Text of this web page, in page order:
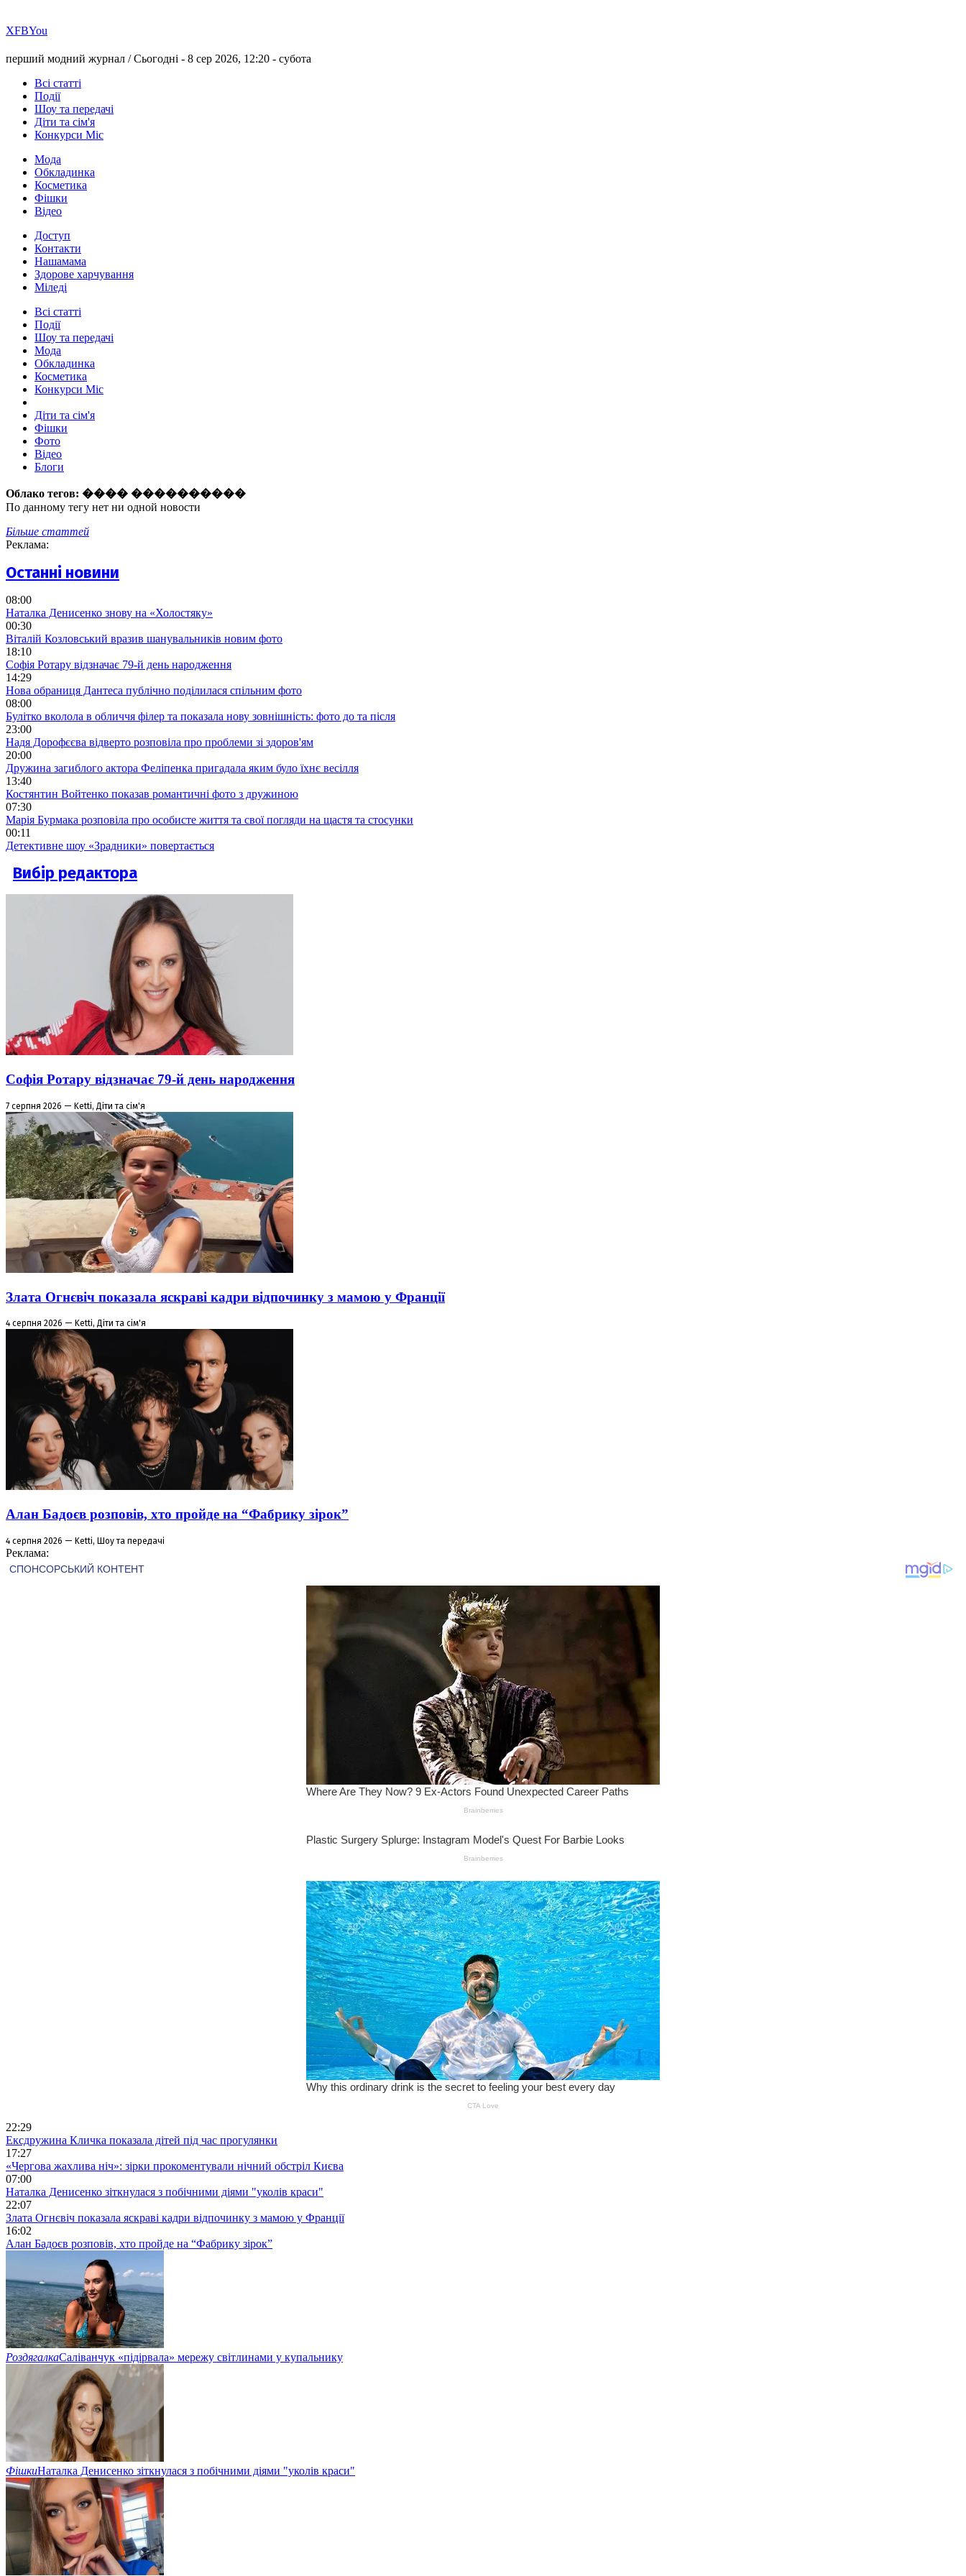
ХFBYou
перший модний журнал /Сьогодні - 8 сер 2026, 12:20 - субота
Всі статті
Події
Шоу та передачі
Діти та сім'я
Конкурси Міс
Мода
Обкладинка
Косметика
Фішки
Відео
Доступ
Контакти
Нашамама
Здорове харчування
Міледі
Всі статті
Події
Шоу та передачі
Мода
Обкладинка
Косметика
Конкурси Міс
Діти та сім'я
Фішки
Фото
Відео
Блоги
Облако тегов: ���� ����������
По данному тегу нет ни одной новости
Більше статтей
Реклама:
Останні новини
08:00
Наталка Денисенко знову на «Холостяку»
00:30
Віталій Козловський вразив шанувальників новим фото
18:10
Софія Ротару відзначає 79-й день народження
14:29
Нова обраниця Дантеса публічно поділилася спільним фото
08:00
Булітко вколола в обличчя філер та показала нову зовнішність: фото до та після
23:00
Надя Дорофєєва відверто розповіла про проблеми зі здоров'ям
20:00
Дружина загиблого актора Феліпенка пригадала яким було їхнє весілля
13:40
Костянтин Войтенко показав романтичні фото з дружиною
07:30
Марія Бурмака розповіла про особисте життя та свої погляди на щастя та стосунки
00:11
Детективне шоу «Зрадники» повертається
Вибір редактора
Софія Ротару відзначає 79-й день народження
7 серпня 2026 — Ketti, Діти та сім'я
Злата Огнєвіч показала яскраві кадри відпочинку з мамою у Франції
4 серпня 2026 — Ketti, Діти та сім'я
Алан Бадоєв розповів, хто пройде на “Фабрику зірок”
4 серпня 2026 — Ketti, Шоу та передачі
Реклама:
22:29
Ексдружина Кличка показала дітей під час прогулянки
17:27
«Чергова жахлива ніч»: зірки прокоментували нічний обстріл Києва
07:00
Наталка Денисенко зіткнулася з побічними діями "уколів краси"
22:07
Злата Огнєвіч показала яскраві кадри відпочинку з мамою у Франції
16:02
Алан Бадоєв розповів, хто пройде на “Фабрику зірок”
РоздягалкаСаліванчук «підірвала» мережу світлинами у купальнику
ФішкиНаталка Денисенко зіткнулася з побічними діями "уколів краси"